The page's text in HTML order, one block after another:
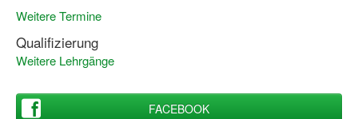
Seniorensport
Wassergymnastik / Aqua-Step
Weitere Termine
Qualifizierung
Weitere Lehrgänge
FACEBOOK